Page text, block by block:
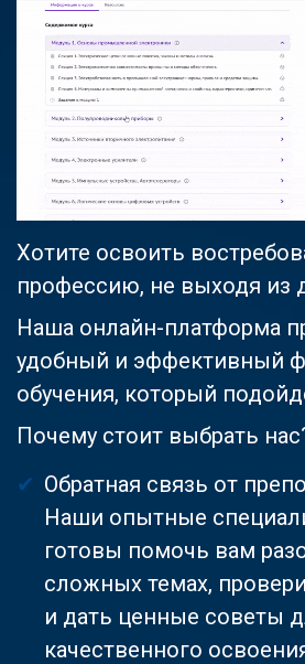
Хотите освоить
профессию, не выходя из
Наша онлайн-платформа
удобный и эффективный
обучения, который
Почему стоит выбрать
Обратная связь от
Наши опытные
готовы помочь вам
сложных темах,
и дать ценные советы
качественного